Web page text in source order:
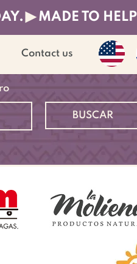
Contact us
BUSCAR